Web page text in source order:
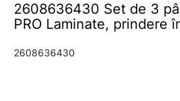
2608636430 Set de 3
PRO Laminate, prindere
2608636430